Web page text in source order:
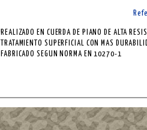
REALIZADO EN CUERDA DE PIANO DE ALTA
TRATAMIENTO SUPERFICIAL CON MAS
FABRICADO SEGUN NORMA EN 10270-1